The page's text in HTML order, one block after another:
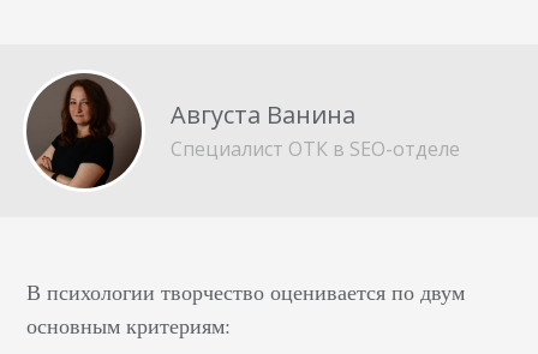
Августа Ванина
Специалист ОТК в SEO-отделе
В психологии творчество оценивается по двум
основным критериям: